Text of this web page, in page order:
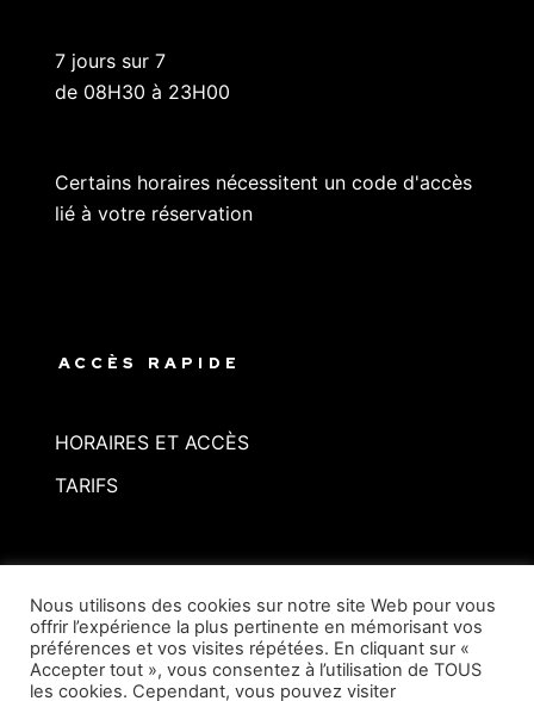
7 jours sur 7
de 08H30 à 23H00
Certains horaires nécessitent un code d'accès
lié à votre réservation
ACCÈS RAPIDE
HORAIRES ET ACCÈS
TARIFS
Nous utilisons des cookies sur notre site Web pour vous
offrir l’expérience la plus pertinente en mémorisant vos
préférences et vos visites répétées. En cliquant sur «
Accepter tout », vous consentez à l’utilisation de TOUS
les cookies. Cependant, vous pouvez visiter